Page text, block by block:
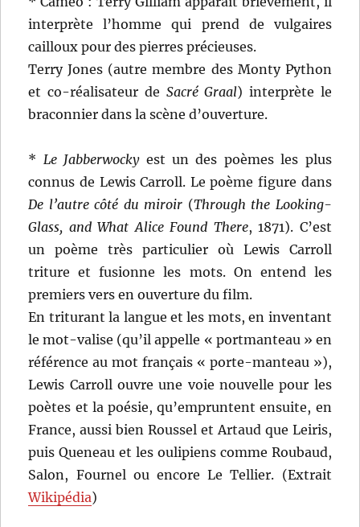
interprète l’homme qui prend de vulgaires
cailloux pour des pierres précieuses.
Terry Jones (autre membre des Monty Python
et co-réalisateur de Sacré Graal) interprète le
braconnier dans la scène d’ouverture.
* Le Jabberwockyest un des poèmes les plus
connus de Lewis Carroll. Le poème figure dans
De l’autre côté du miroir (Through the Looking-
Glass, and What Alice Found There, 1871). C’est
un poème très particulier où Lewis Carroll
triture et fusionne les mots. On entend les
premiers vers en ouverture du film.
En triturant la langue et les mots, en inventant
le mot-valise (qu’il appelle « portmanteau » en
référence au mot français « porte-manteau »),
Lewis Carroll ouvre une voie nouvelle pour les
poètes et la poésie, qu’empruntent ensuite, en
France, aussi bien Roussel et Artaud que Leiris,
puis Queneau et les oulipiens comme Roubaud,
Salon, Fournel ou encore Le Tellier. (Extrait
Wikipédia)